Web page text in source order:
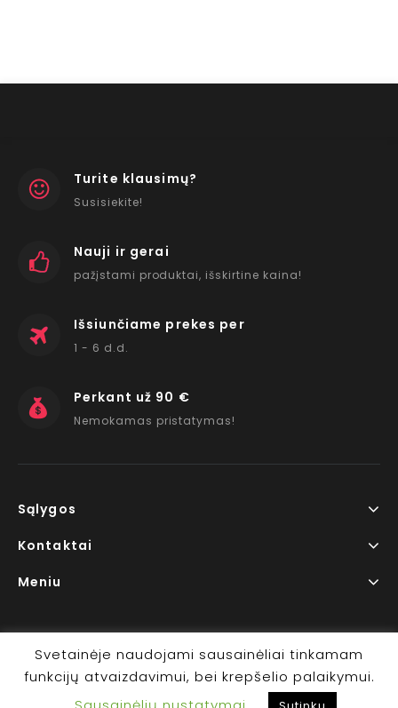
Turite klausimų?
Susisiekite!
Nauji ir gerai
pažįstami produktai, išskirtine kaina!
Išsiunčiame prekes per
1 - 6 d.d.
Perkant už 90 €
Nemokamas pristatymas!
Sąlygos
Kontaktai
Meniu
Copyright © 2026 www.RedLips.lt Prekių išsiuntimas 1-6
d.d.
Svetainėje naudojami sausainėliai tinkamam
funkcijų atvaizdavimui, bei krepšelio palaikymui.